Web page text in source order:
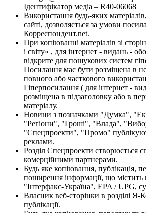
Ідентифікатор медіа – R40-06068
Використання будь-яких
сайті, дозволяється за умови
Корреспондент.net.
При копіюванні матеріалів зі
і світу» , для інтернет - видань -
відкрите для пошукових систем
Посилання має бути розміщена в
повного або часткового
Гіперпосилання ( для інтернет -
розміщена в підзаголовку або в
матеріалу.
Новини з позначками "Думка",
"Регіони", "Гроші", "Влада",
"Спецпроекти", "Промо"
реклами.
Розділ Спецпроекти створюється
комерційними партнерами.
Будь яке копіювання, публікація,
поширення інформації, що містить
"Інтерфакс-Україна", EPA / UPG,
Власник веб-сторінки в розділі Я-
публікації.